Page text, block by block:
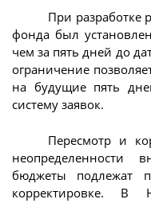
При разработке
фонда был
чем за пять дней до
ограничение
на будущие пять
систему заявок.
Пересмотр и
неопределенности
бюджеты подлежат
корректировке. В